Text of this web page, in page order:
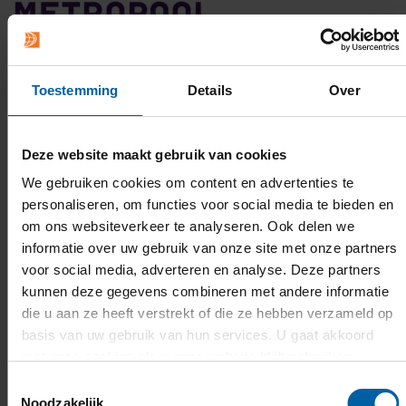
Toestemming Details Over
Deze website maakt gebruik van cookies
We gebruiken cookies om content en advertenties te
personaliseren, om functies voor social media te bieden en
om ons websiteverkeer te analyseren. Ook delen we
informatie over uw gebruik van onze site met onze partners
voor social media, adverteren en analyse. Deze partners
kunnen deze gegevens combineren met andere informatie
die u aan ze heeft verstrekt of die ze hebben verzameld op
basis van uw gebruik van hun services. U gaat akkoord
Noodzakelijk
Who are our main collaborating
partners?
De Effenaar, 4DR Studios, Wildvreemd, Natlab,